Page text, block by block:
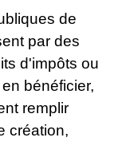
de
par des
d'impôts ou
bénéficier,
remplir
création,